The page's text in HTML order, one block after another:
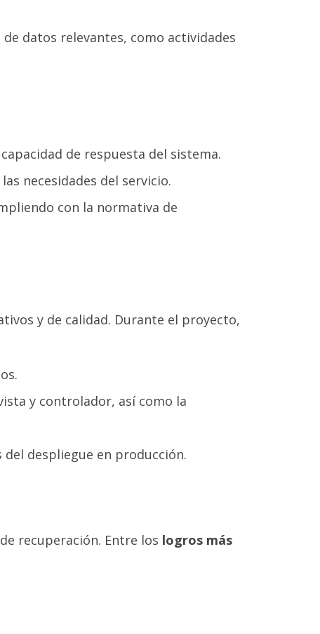
datos relevantes, como actividades
de respuesta del sistema.
necesidades del servicio.
con la normativa de
y de calidad. Durante el proyecto,
y controlador, así como la
despliegue en producción.
recuperación. Entre los logros más